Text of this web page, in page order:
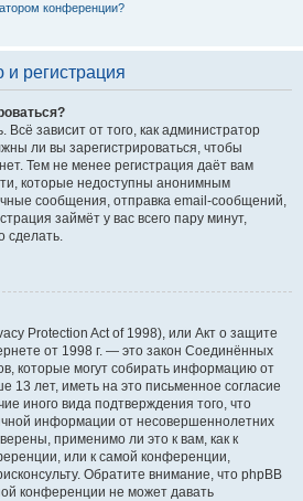
конференции?
регистрация
Всё зависит от того, как администратор
ли вы зарегистрироваться, чтобы
Тем не менее регистрация даёт вам
которые недоступны анонимным
сообщения, отправка email-сообщений,
займёт у вас всего пару минут,
сделать.
Protection Act of 1998), или Акт о защите
от 1998 г. — это закон Соединённых
которые могут собирать информацию от
13 лет, иметь на это письменное согласие
иного вида подтверждения того, что
информации от несовершеннолетних
применимо ли это к вам, как к
или к самой конференции,
Обратите внимание, что phpBB
конференции не может давать